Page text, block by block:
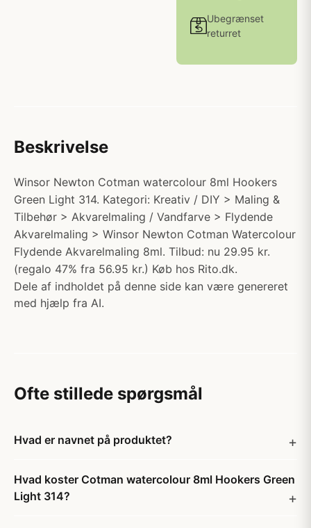
Ubegrænset
returret
Beskrivelse
Winsor Newton Cotman watercolour 8ml Hookers
Green Light 314. Kategori: Kreativ / DIY > Maling &
Tilbehør > Akvarelmaling / Vandfarve > Flydende
Akvarelmaling > Winsor Newton Cotman Watercolour
Flydende Akvarelmaling 8ml. Tilbud: nu 29.95 kr.
(regalo 47% fra 56.95 kr.) Køb hos Rito.dk.
Dele af indholdet på denne side kan være genereret
med hjælp fra AI.
Ofte stillede spørgsmål
Hvad er navnet på produktet?
Hvad koster Cotman watercolour 8ml Hookers Green
Light 314?